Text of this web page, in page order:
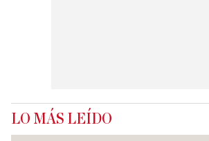
LO MÁS LEÍDO